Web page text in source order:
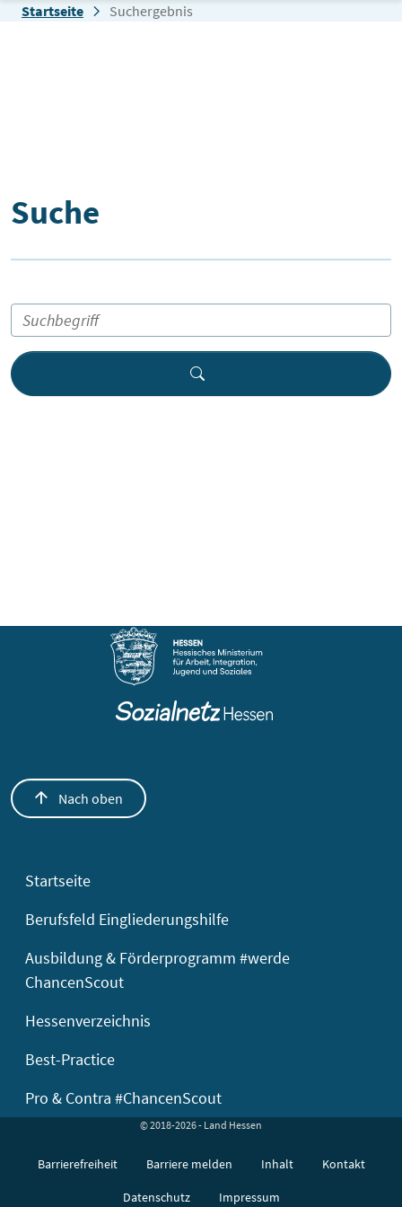
Zum Inhalt springen
Startseite Suchergebnis
Suchergebnis
Suche
Startseite
Berufsfeld Eingliederungshilfe
Ausbildung & Förderprogramm #werde
ChancenScout
Hessenverzeichnis
Best-Practice
Pro & Contra #ChancenScout
Nach oben
© 2018-2026 - Land Hessen
Barrierefreiheit Barriere melden Inhalt Kontakt
Datenschutz Impressum